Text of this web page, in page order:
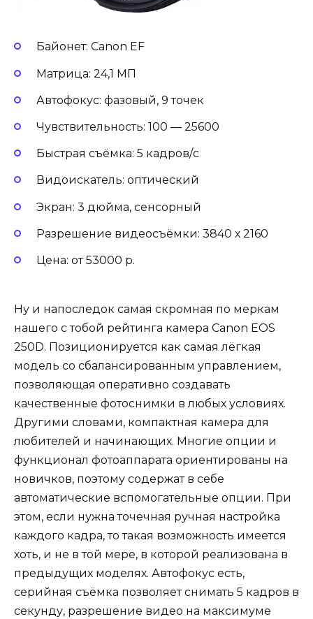
Байонет: Canon EF
Матрица: 24,1 МП
Автофокус: фазовый, 9 точек
Чувствительность: 100 — 25600
Быстрая съёмка: 5 кадров/с
Видоискатель: оптический
Экран: 3 дюйма, сенсорный
Разрешение видеосъёмки: 3840 х 2160
Цена: от 53000 р.
Ну и напоследок самая скромная по меркам
нашего с тобой рейтинга камера Canon EOS
250D. Позиционируется как самая лёгкая
модель со сбалансированным управлением,
позволяющая оперативно создавать
качественные фотоснимки в любых условиях.
Другими словами, компактная камера для
любителей и начинающих. Многие опции и
функционал фотоаппарата ориентированы на
новичков, поэтому содержат в себе
автоматические вспомогательные опции. При
этом, если нужна точечная ручная настройка
каждого кадра, то такая возможность имеется
хоть, и не в той мере, в которой реализована в
предыдущих моделях. Автофокус есть,
серийная съёмка позволяет снимать 5 кадров в
секунду, разрешение видео на максимуме